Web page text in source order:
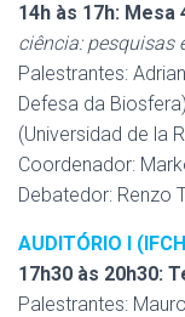
14h às 17h: Mesa
ciência: pesquisas
Palestrantes:
Defesa da
(Universidad de la
Coordenador:
Debatedor: Renzo
AUDITÓRIO I
17h30 às 20h30:
Palestrantes: